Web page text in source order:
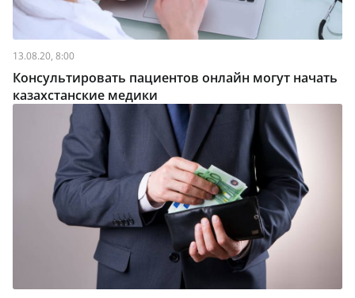
13.08.20, 8:00
Консультировать пациентов онлайн могут начать
казахстанские медики